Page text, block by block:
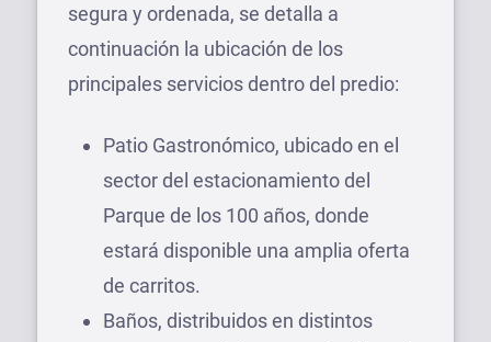
segura y ordenada, se detalla a
continuación la ubicación de los
principales servicios dentro del predio:
Patio Gastronómico, ubicado en el
sector del estacionamiento del
Parque de los 100 años, donde
estará disponible una amplia oferta
de carritos.
Baños, distribuidos en distintos